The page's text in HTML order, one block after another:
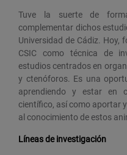
Tuve la suerte de
complementar dichos
Universidad de Cádiz. Hoy,
CSIC como técnica de
estudios centrados en
y ctenóforos. Es una
aprendiendo y estar en
científico, así como aportar
al conocimiento de estos
Líneas de investigación